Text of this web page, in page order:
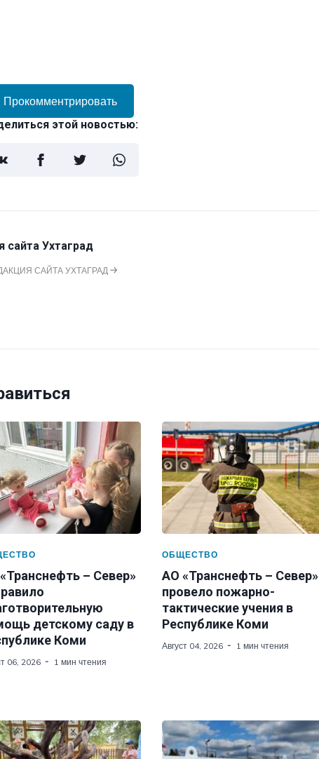
Прокомментрировать
этой новостью:
сайта Ухтаград
САЙТА УХТАГРАД
– Север»
детскому саду в
Коми
06, 2026 1 мин чтения
ОБЩЕСТВО
АО «Транснефть – Север»
провело пожарно-
тактические учения в
Республике Коми
Август 04, 2026 1 мин чтения